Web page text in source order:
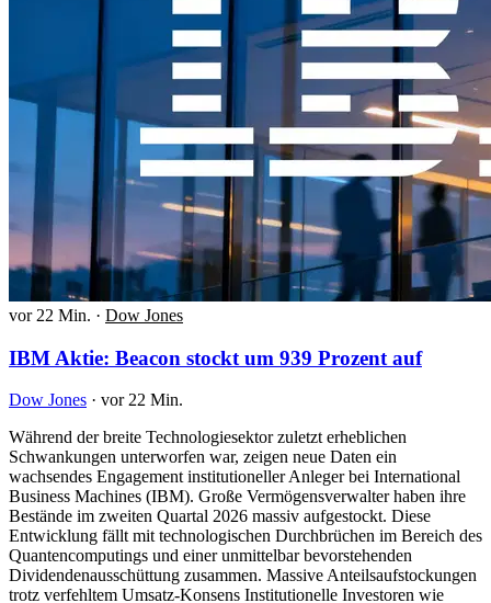
vor 22 Min. · Dow Jones
IBM Aktie: Beacon stockt um 939 Prozent auf
Dow Jones · vor 22 Min.
Während der breite Technologiesektor zuletzt erheblichen
Schwankungen unterworfen war, zeigen neue Daten ein
wachsendes Engagement institutioneller Anleger bei International
Business Machines (IBM). Große Vermögensverwalter haben ihre
Bestände im zweiten Quartal 2026 massiv aufgestockt. Diese
Entwicklung fällt mit technologischen Durchbrüchen im Bereich des
Quantencomputings und einer unmittelbar bevorstehenden
Dividendenausschüttung zusammen. Massive Anteilsaufstockungen
trotz verfehltem Umsatz-Konsens Institutionelle Investoren wie